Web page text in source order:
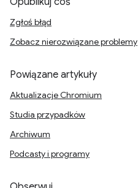
Zgłoś błąd
Zobacz nierozwiązane problemy
Powiązane artykuły
Aktualizacje Chromium
Studia przypadków
Archiwum
Podcasty i programy